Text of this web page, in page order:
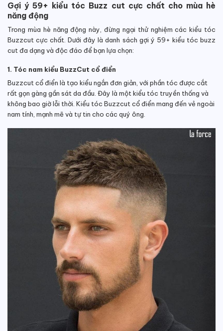
Gợi ý 59+ kiểu tóc Buzz cut cực chất cho mùa hè
năng động
Trong mùa hè năng động này, đừng ngại thử nghiệm các kiểu tóc
Buzzcut cực chất. Dưới đây là danh sách gợi ý 59+ kiểu tóc buzz
cut đa dạng và độc đáo để bạn lựa chọn:
1. Tóc nam kiểu BuzzCut cổ điển
Buzzcut cổ điển là tạo kiểu ngắn đơn giản, với phần tóc được cắt
rất gọn gàng gần sát da đầu. Đây là một kiểu tóc truyền thống và
không bao giờ lỗi thời. Kiểu tóc Buzzcut cổ điển mang đến vẻ ngoài
nam tính, mạnh mẽ và tự tin cho các quý ông.